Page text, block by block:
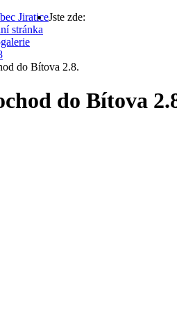
Jste zde:
stránka
do Bítova 2.8.
do Bítova